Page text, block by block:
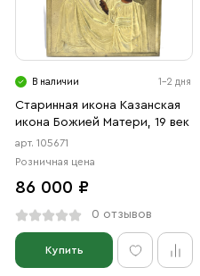
В наличии 1-2 дня
Старинная икона Казанская
икона Божией Матери, 19 век
арт. 105671
Розничная цена
86 000 ₽
0 отзывов
Купить